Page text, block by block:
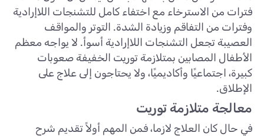
فترات من الاسترخاء مع اختفاء كامل للتشنجات اللاإرادية
وفترات من التفاقم وزيادة الشدة. التوتر والمواقف
العصيبة تجعل التشنجات اللاإرادية أسوأ. لا يواجه معظم
الأطفال المصابين بمتلازمة توريت الخفيفة صعوبات
كبيرة، اجتماعيًا وأكاديميًا، ولا يحتاجون إلى علاج على
الإطلاق.
معالجة متلازمة توريت
في حال كان العلاج لازما، فمن المهم أولاً تقديم شرح